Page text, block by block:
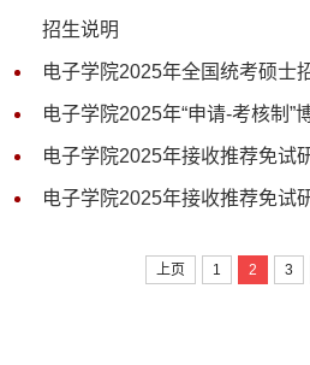
招生说明
电子学院2025年全国统考硕士
电子学院2025年“申请-考核制”
电子学院2025年接收推荐免试
电子学院2025年接收推荐免试
上页 1 2 3